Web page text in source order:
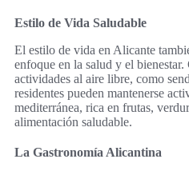
Estilo de Vida Saludable
El estilo de vida en Alicante
enfoque en la salud y el
actividades al aire libre, como
residentes pueden mantenerse
mediterránea, rica en frutas,
alimentación saludable.
La Gastronomía Alicantina